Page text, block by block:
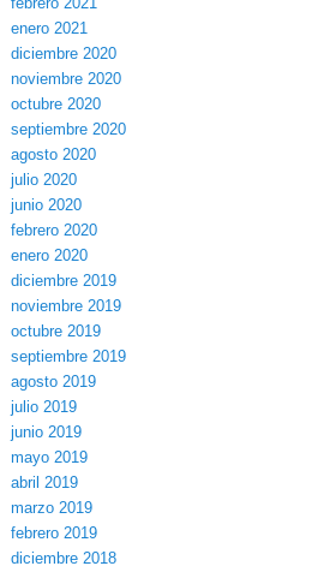
enero 2021
diciembre 2020
noviembre 2020
octubre 2020
septiembre 2020
agosto 2020
julio 2020
junio 2020
febrero 2020
enero 2020
diciembre 2019
noviembre 2019
octubre 2019
septiembre 2019
agosto 2019
julio 2019
junio 2019
mayo 2019
abril 2019
marzo 2019
febrero 2019
diciembre 2018